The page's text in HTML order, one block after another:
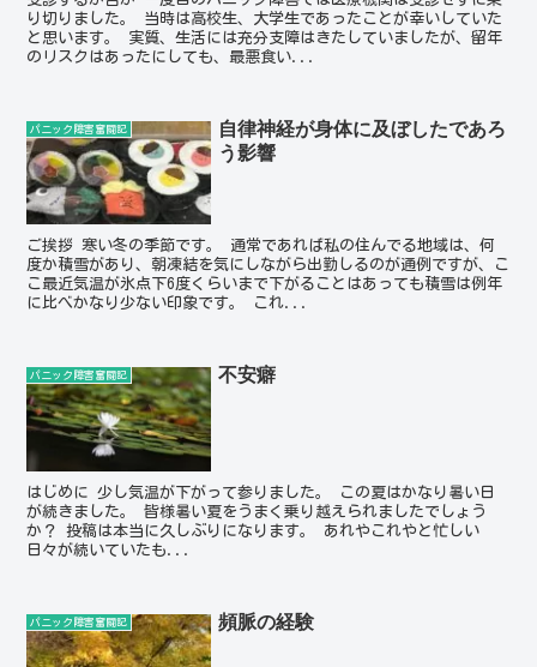
り切りました。 当時は高校生、大学生であったことが幸いしていた
と思います。 実質、生活には充分支障はきたしていましたが、留年
のリスクはあったにしても、最悪食い...
パニック障害奮闘記
自律神経が身体に及ぼしたであろ
う影響
ご挨拶 寒い冬の季節です。 通常であれば私の住んでる地域は、何
度か積雪があり、朝凍結を気にしながら出勤しるのが通例ですが、こ
こ最近気温が氷点下6度くらいまで下がることはあっても積雪は例年
に比べかなり少ない印象です。 これ...
パニック障害奮闘記 不安癖
はじめに 少し気温が下がって参りました。 この夏はかなり暑い日
が続きました。 皆様暑い夏をうまく乗り越えられましたでしょう
か？ 投稿は本当に久しぶりになります。 あれやこれやと忙しい
日々が続いていたも...
パニック障害奮闘記 頻脈の経験